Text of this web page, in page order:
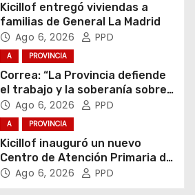
Kicillof entregó viviendas a
familias de General La Madrid
Ago 6, 2026 PPD
A PROVINCIA
Correa: “La Provincia defiende
el trabajo y la soberanía sobre
puertos y ríos”
Ago 6, 2026 PPD
A PROVINCIA
Kicillof inauguró un nuevo
Centro de Atención Primaria de
la Salud
Ago 6, 2026 PPD